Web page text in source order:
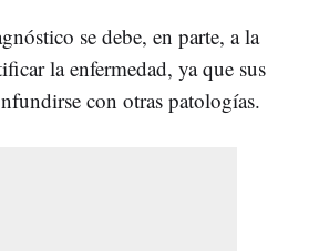
se debe, en parte, a la
la enfermedad, ya que sus
con otras patologías.